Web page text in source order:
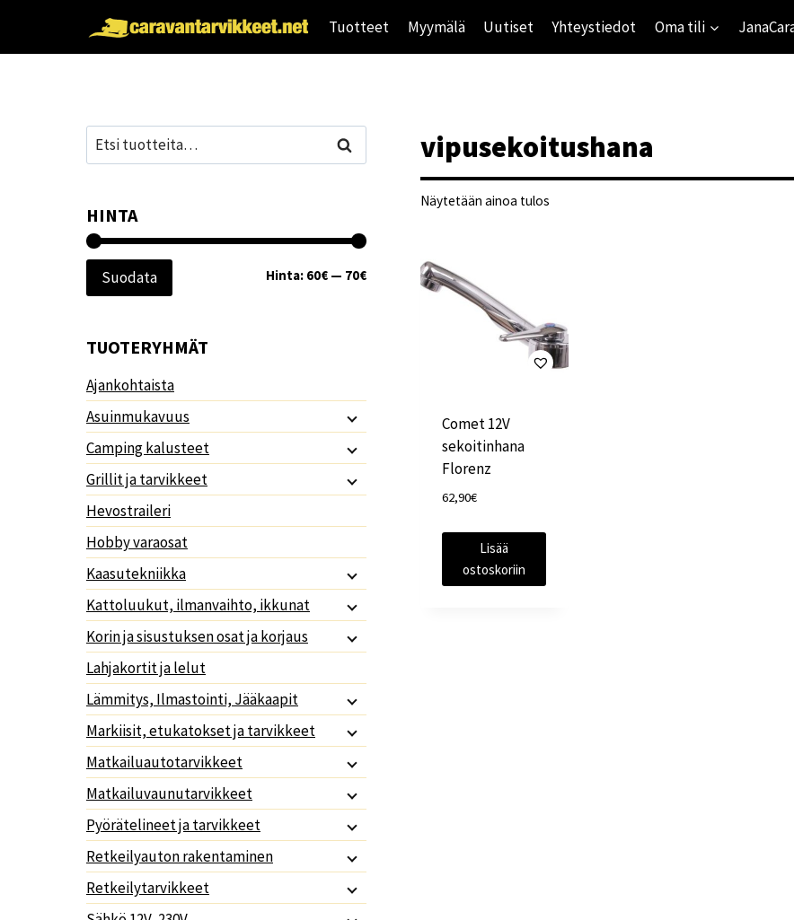
Tuotteet Myymälä Uutiset Yhteystiedot Oma tili
vipusekoitushana
Näytetään ainoa tulos
Comet 12V
sekoitinhana
Florenz
62,90€
Lisää
ostoskoriin
Etsi: Haku
HINTA
Minimihinta
Maksimihinta
Suodata Hinta: 60€ — 70€
TUOTERYHMÄT
Ajankohtaista
Asuinmukavuus
Camping kalusteet
Grillit ja tarvikkeet
Hevostraileri
Hobby varaosat
Kaasutekniikka
Kattoluukut, ilmanvaihto, ikkunat
Korin ja sisustuksen osat ja korjaus
Lahjakortit ja lelut
Lämmitys, Ilmastointi, Jääkaapit
Markiisit, etukatokset ja tarvikkeet
Matkailuautotarvikkeet
Matkailuvaunutarvikkeet
Pyörätelineet ja tarvikkeet
Retkeilyauton rakentaminen
Retkeilytarvikkeet